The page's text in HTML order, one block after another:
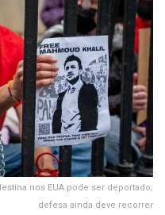
nos EUA pode ser deportado;
defesa ainda deve recorrer